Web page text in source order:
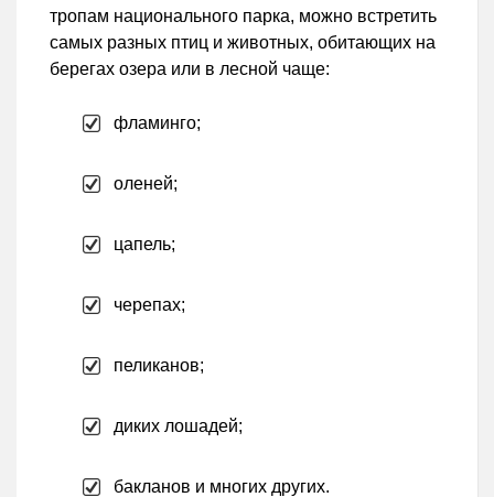
тропам национального парка, можно встретить
самых разных птиц и животных, обитающих на
берегах озера или в лесной чаще:
фламинго;
оленей;
цапель;
черепах;
пеликанов;
диких лошадей;
бакланов и многих других.